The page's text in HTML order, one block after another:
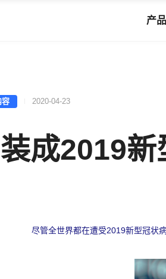
产品
容 2020-04-23
成2019
尽管全世界都在遭受2019新型冠状